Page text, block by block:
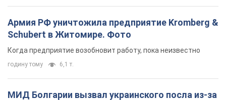
Армия РФ уничтожила предприятие Kromberg &
Schubert в Житомире. Фото
Когда предприятие возобновит работу, пока неизвестно
годину тому 6,1 т.
МИД Болгарии вызвал украинского посла из-за